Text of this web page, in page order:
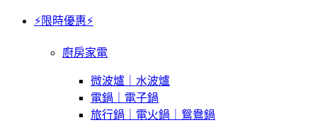
⚡限時優惠⚡
廚房家電
微波爐｜水波爐
電鍋｜電子鍋
旅行鍋｜電火鍋｜鴛鴦鍋